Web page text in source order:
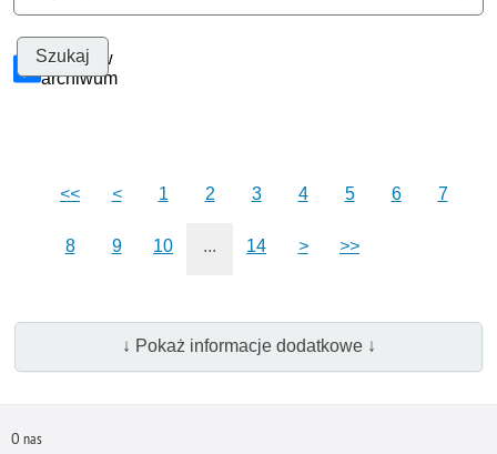
Szukaj w
archiwum
<< < 1 2 3 4 5 6 7
8 9 10 ... 14 > >>
↓ Pokaż informacje dodatkowe ↓
O nas